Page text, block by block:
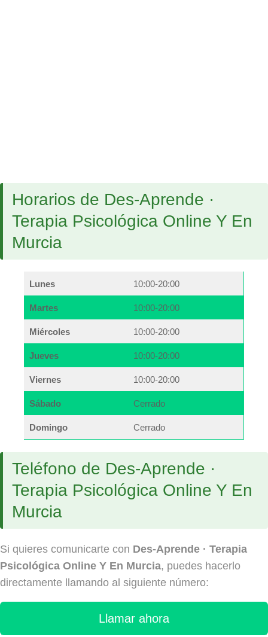
Horarios de Des-Aprende ·
Terapia Psicológica Online Y En
Murcia
Lunes 10:00-20:00
Martes 10:00-20:00
Miércoles 10:00-20:00
Jueves 10:00-20:00
Viernes 10:00-20:00
Sábado Cerrado
Domingo Cerrado
Teléfono de Des-Aprende ·
Terapia Psicológica Online Y En
Murcia
Si quieres comunicarte con Des-Aprende · Terapia
Psicológica Online Y En Murcia, puedes hacerlo
directamente llamando al siguiente número:
Llamar ahora